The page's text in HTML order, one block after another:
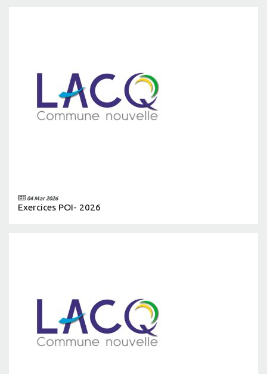
04 Mar 2026
Exercices POI- 2026